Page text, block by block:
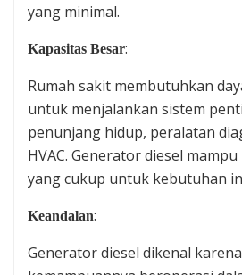
yang minimal.
Kapasitas Besar:
Rumah sakit membutuhkan
untuk menjalankan sistem
penunjang hidup, peralatan
HVAC. Generator diesel
yang cukup untuk kebutuhan
Keandalan:
Generator diesel dikenal